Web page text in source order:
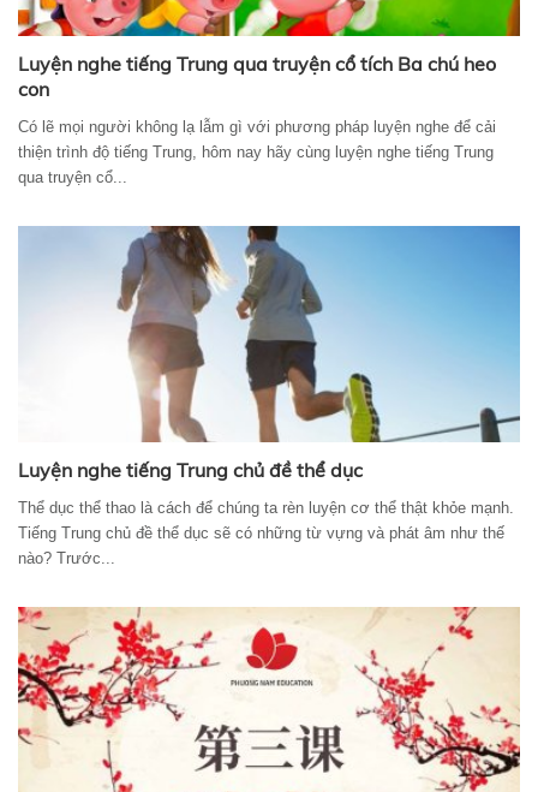
Luyện nghe tiếng Trung qua truyện cổ tích Ba chú heo
con
Có lẽ mọi người không lạ lẫm gì với phương pháp luyện nghe để cải
thiện trình độ tiếng Trung, hôm nay hãy cùng luyện nghe tiếng Trung
qua truyện cổ...
Luyện nghe tiếng Trung chủ đề thể dục
Thể dục thể thao là cách để chúng ta rèn luyện cơ thể thật khỏe mạnh.
Tiếng Trung chủ đề thể dục sẽ có những từ vựng và phát âm như thế
nào? Trước...